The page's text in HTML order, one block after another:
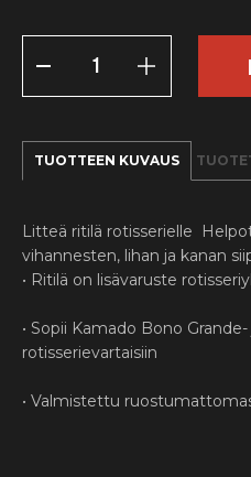
Litteä
kori
rotisserieen
määrä
TUOTTEEN KUVAUS
Litteä ritilä rotisserielle
vihannesten, lihan ja kanan
• Ritilä on lisävaruste
• Sopii Kamado Bono
rotisserievartaisiin
• Valmistettu